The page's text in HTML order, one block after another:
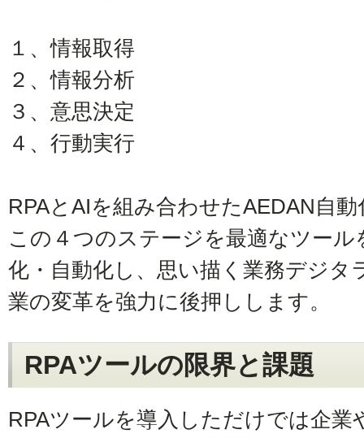
１、情報取得
２、情報分析
３、意思決定
４、行動実行
RPAとAIを組み合わせたAEDAN自
この４つのステージを最適なツー
化・自動化し、思い描く業務デジタ
業の変革を強力に後押しします。
RPAツールの限界と課題
RPAツールを導入しただけでは企